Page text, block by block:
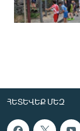
ՀԵՏԵՎԵՔ ՄԵԶ